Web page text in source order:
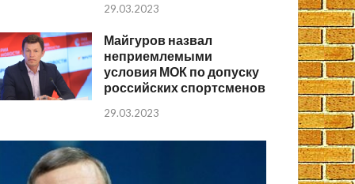
29.03.2023
Майгуров назвал
неприемлемыми
условия МОК по допуску
российских спортсменов
29.03.2023